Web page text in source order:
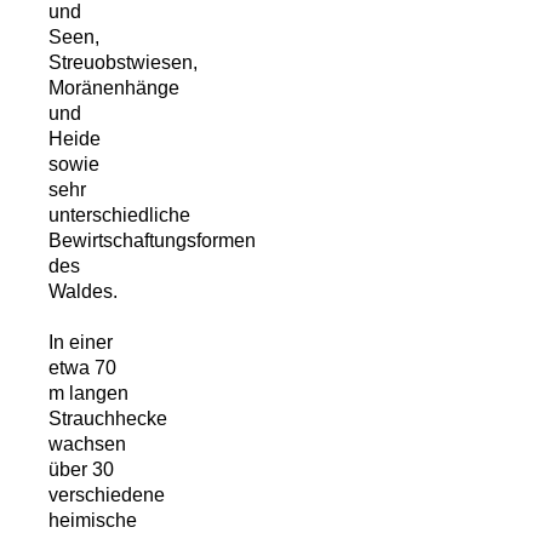
und
Seen,
Streuobstwiesen,
Moränenhänge
und
Heide
sowie
sehr
unterschiedliche
Bewirtschaftungsformen
des
Waldes.
In einer
etwa 70
m langen
Strauchhecke
wachsen
über 30
verschiedene
heimische